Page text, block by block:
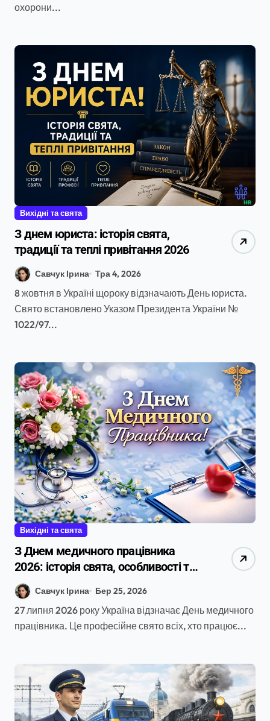
охорони...
Вихідні та свята
З днем юриста: історія свята,
традиції та теплі привітання 2026
Савчук Ірина Тра 4, 2026
8 жовтня в Україні щороку відзначають День юриста.
Свято встановлено Указом Президента України №
1022/97...
Вихідні та свята
З Днем медичного працівника
2026: історія свята, особливості та
50 привітань
Савчук Ірина Бер 25, 2026
27 липня 2026 року Україна відзначає День медичного
працівника. Це професійне свято всіх, хто працює...